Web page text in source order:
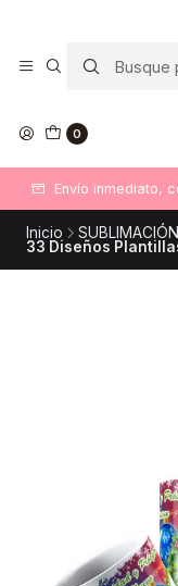
0
Envío inmediato,
Inicio
SUBLIMACIÓN
33 Diseños